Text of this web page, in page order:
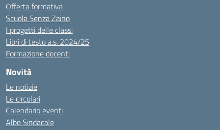
Offerta formativa
Scuola Senza Zaino
I progetti delle classi
Libri di testo a.s. 2024/25
Formazione docenti
Novità
Le notizie
Le circolari
Calendario eventi
Albo Sindacale